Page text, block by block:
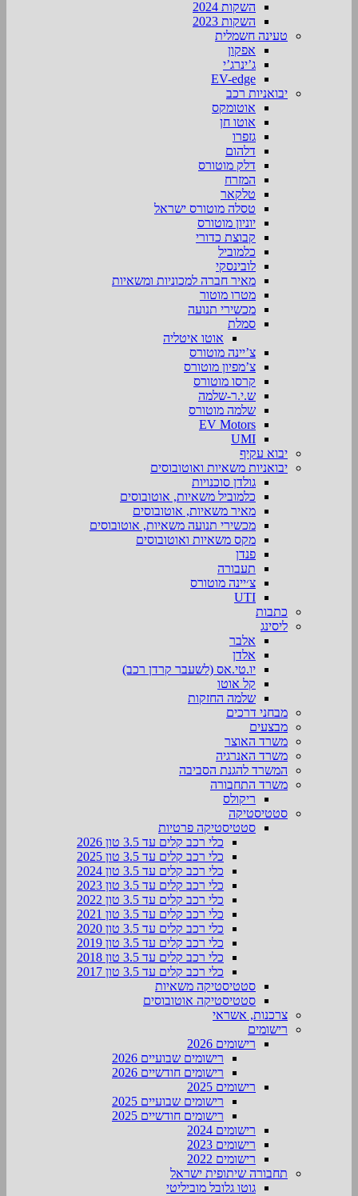
השקות 2024
השקות 2023
טעינה חשמלית
אפקון
ג’ינרג’י
EV-edge
יבואניות רכב
אוטומקס
אוטו חן
גזפרו
דלהום
דלק מוטורס
המזרח
טלקאר
טסלה מוטורס ישראל
יוניון מוטורס
קבוצת כדורי
כלמוביל
לובינסקי
מאיר חברה למכוניות ומשאיות
מטרו מוטור
מכשירי תנועה
סמלת
אוטו איטליה
צ’יינה מוטורס
צ’מפיון מוטורס
קרסו מוטורס
ש.י.ר-שלמה
שלמה מוטורס
EV Motors
UMI
יבוא עקיף
יבואניות משאיות ואוטובוסים
גולדן סוכנויות
כלמוביל משאיות, אוטובוסים
מאיר משאיות, אוטובוסים
מכשירי תנועה משאיות, אוטובוסים
מקס משאיות ואוטובוסים
פנדן
תעבורה
צ׳יינה מוטורס
UTI
כתבות
ליסינג
אלבר
אלדן
יו.טי.אס (לשעבר קרדן רכב)
קל אוטו
שלמה החזקות
מבחני דרכים
מבצעים
משרד האוצר
משרד האנרגיה
המשרד להגנת הסביבה
משרד התחבורה
ריקולס
סטטיסטיקה
סטטיסטיקה פרטיות
כלי רכב קלים עד 3.5 טון 2026
כלי רכב קלים עד 3.5 טון 2025
כלי רכב קלים עד 3.5 טון 2024
כלי רכב קלים עד 3.5 טון 2023
כלי רכב קלים עד 3.5 טון 2022
כלי רכב קלים עד 3.5 טון 2021
כלי רכב קלים עד 3.5 טון 2020
כלי רכב קלים עד 3.5 טון 2019
כלי רכב קלים עד 3.5 טון 2018
כלי רכב קלים עד 3.5 טון 2017
סטטיסטיקה משאיות
סטטיסטיקה אוטובוסים
צרכנות, אשראי
רישומים
רישומים 2026
רישומים שבועיים 2026
רישומים חודשיים 2026
רישומים 2025
רישומים שבועיים 2025
רישומים חודשיים 2025
רישומים 2024
רישומים 2023
רישומים 2022
תחבורה שיתופית ישראל
גוטו גלובל מוביליטי